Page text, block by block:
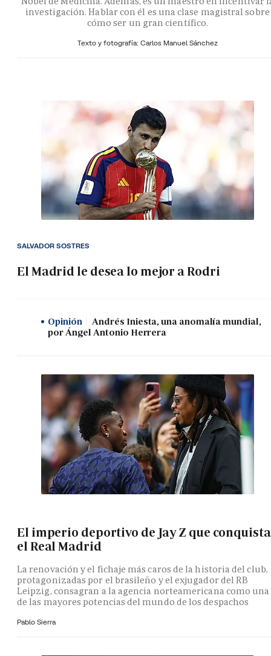
investigación. Hablar con él es una clase magistral sobre
cómo ser un gran científico.
Texto y fotografía: Carlos Manuel Sánchez
El Madrid le desea lo mejor a Rodri
SALVADOR SOSTRES
Opinión
Andrés Iniesta, una anomalía mundial,
por Ángel Antonio Herrera
El imperio deportivo de Jay Z que conquista
el Real Madrid
La renovación y el fichaje más caros de la historia del club,
protagonizadas por el brasileño y el exjugador del RB
Leipzig, consagran a la agencia norteamericana como una
de las mayores potencias del mundo de los despachos
Pablo Sierra